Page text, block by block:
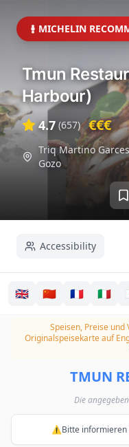
MICHELIN
Tmun
Harbour)
4.7 (657) €€€
Triq Martino
Gozo
Accessibility
🇬🇧 🇨🇳 🇫🇷 🇮🇹
Speisen, Preise
Originalspeisekarte auf
TMUN
Die
⚠️Bitte informieren